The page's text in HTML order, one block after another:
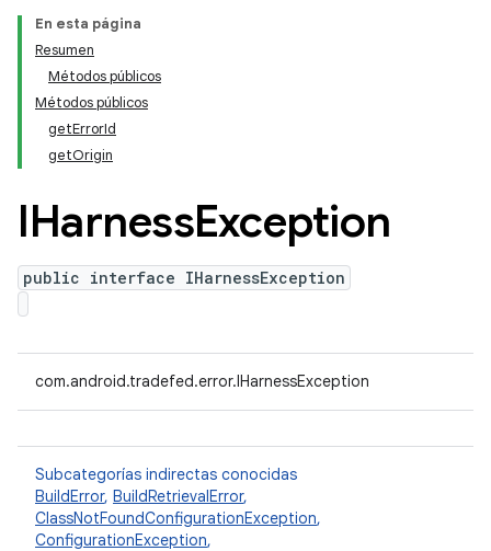
En esta página
Resumen
Métodos públicos
Métodos públicos
getErrorId
getOrigin
IHarnessException
public interface IHarnessException
com.android.tradefed.error.IHarnessException
Subcategorías indirectas conocidas
BuildError, BuildRetrievalError,
ClassNotFoundConfigurationException,
ConfigurationException,